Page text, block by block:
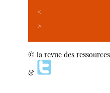
<
>
© la revue des
&